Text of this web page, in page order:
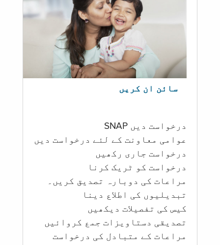
سائن ان کریں
درخواست دیں SNAP
عوامی معاونت کے لئے درخواست دیں
درخواست جاری رکھیں
درخواست کو ٹریک کرنا
مراعات کی دوبارہ تصدیق کریں۔
تبدیلیوں کی اطلاع دینا
کیس کی تفصیلات دیکھیں
تصدیقی دستاویزات جمع کروائیں
مراعات کے متبادل کی درخواست